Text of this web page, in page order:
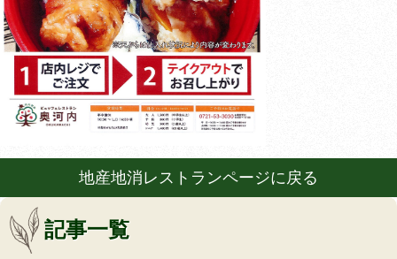
地産地消レストランページに戻る
記事一覧